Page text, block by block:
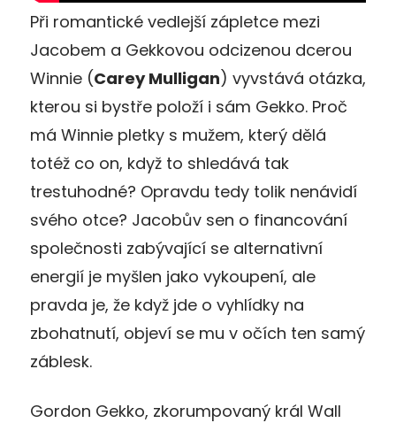
Při romantické vedlejší zápletce mezi
Jacobem a Gekkovou odcizenou dcerou
Winnie (Carey Mulligan) vyvstává otázka,
kterou si bystře položí i sám Gekko. Proč
má Winnie pletky s mužem, který dělá
totéž co on, když to shledává tak
trestuhodné? Opravdu tedy tolik nenávidí
svého otce? Jacobův sen o financování
společnosti zabývající se alternativní
energií je myšlen jako vykoupení, ale
pravda je, že když jde o vyhlídky na
zbohatnutí, objeví se mu v očích ten samý
záblesk.
Gordon Gekko, zkorumpovaný král Wall